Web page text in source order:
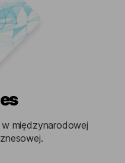
międzynarodowej